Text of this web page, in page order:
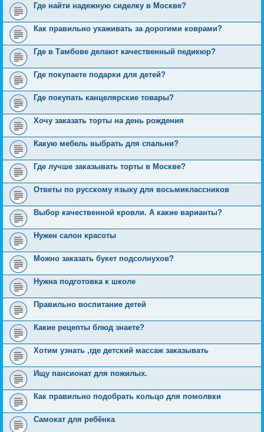
Где найти надежную сиделку в Москве?
Как правильно ухаживать за дорогими коврами?
Где в Тамбове делают качественный педикюр?
Где покупаете подарки для детей?
Где покупать канцелярские товары?
Хочу заказать торты на день рождения
Какую мебель выбрать для спальни?
Где лучше заказывать торты в Москве?
Ответы по русскому языку для восьмиклассников
Выбор качественной кровли. А какие варианты?
Нужен салон красоты
Можно заказать букет подсолнухов?
Нужна подготовка к школе
Правильно воспитание детей
Какие рецепты блюд знаете?
Хотим узнать ,где детский массаж заказывать
Ищу пансионат для пожилых.
Как правильно подобрать кольцо для помолвки
Самокат для ребёнка